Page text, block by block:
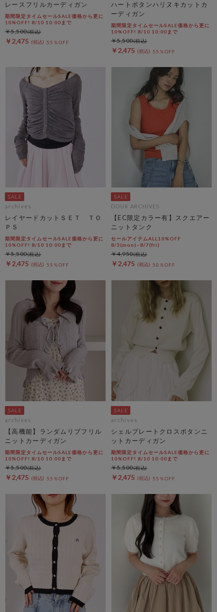
レースフリルカーディガン
期間限定タイムセールSALE価格から更に
10%OFF! 8/10 10:00まで
￥2,475 55％OFF
￥5,500
ハートボタンハリヌキカットカ
ーディガン
期間限定タイムセールSALE価格から更に
10%OFF! 8/10 10:00まで
￥2,475 55％OFF
￥5,500
archives
レイヤードカットＳＥＴ ＴＯ
ＰＳ
期間限定タイムセールSALE価格から更に
10%OFF! 8/10 10:00まで
￥2,475 55％OFF
￥5,500
DOUX ARCHIVES
【EC限定カラー有】スクエアー
ニットタンク
セールアイテムALL10%OFF
8/3(mon)~8/7(fri)
￥2,475 50％OFF
￥4,950
archives
【高機能】ランダムリブフリル
ニットカーディガン
期間限定タイムセールSALE価格から更に
10%OFF! 8/10 10:00まで
￥2,475 55％OFF
￥5,500
archives
シェルプレートクロスボタンニ
ットカーディガン
期間限定タイムセールSALE価格から更に
10%OFF! 8/10 10:00まで
￥2,475 55％OFF
￥5,500